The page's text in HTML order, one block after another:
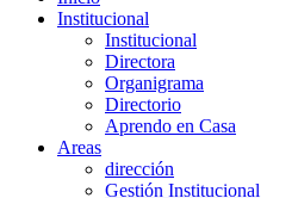
Institucional
Institucional
Directora
Organigrama
Directorio
Aprendo en Casa
Areas
dirección
Gestión Institucional